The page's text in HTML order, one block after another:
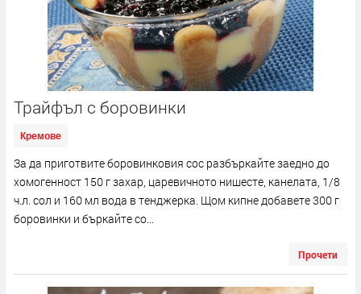
Трайфъл с боровинки
Кремове
За да приготвите боровинковия сос разбъркайте заедно до
хомогенност 150 г захар, царевичното нишесте, канелата, 1/8
ч.л. сол и 160 мл вода в тенджерка. Щом кипне добавете 300 г
боровинки и бъркайте со...
Прочети